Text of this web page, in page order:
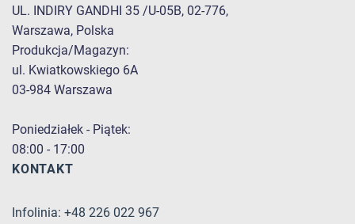
UL. INDIRY GANDHI 35 /U-05B, 02-776,
Warszawa, Polska
Produkcja/Magazyn:
ul. Kwiatkowskiego 6A
03-984 Warszawa
Poniedziałek - Piątek:
08:00 - 17:00
KONTAKT
Infolinia: +48 226 022 967